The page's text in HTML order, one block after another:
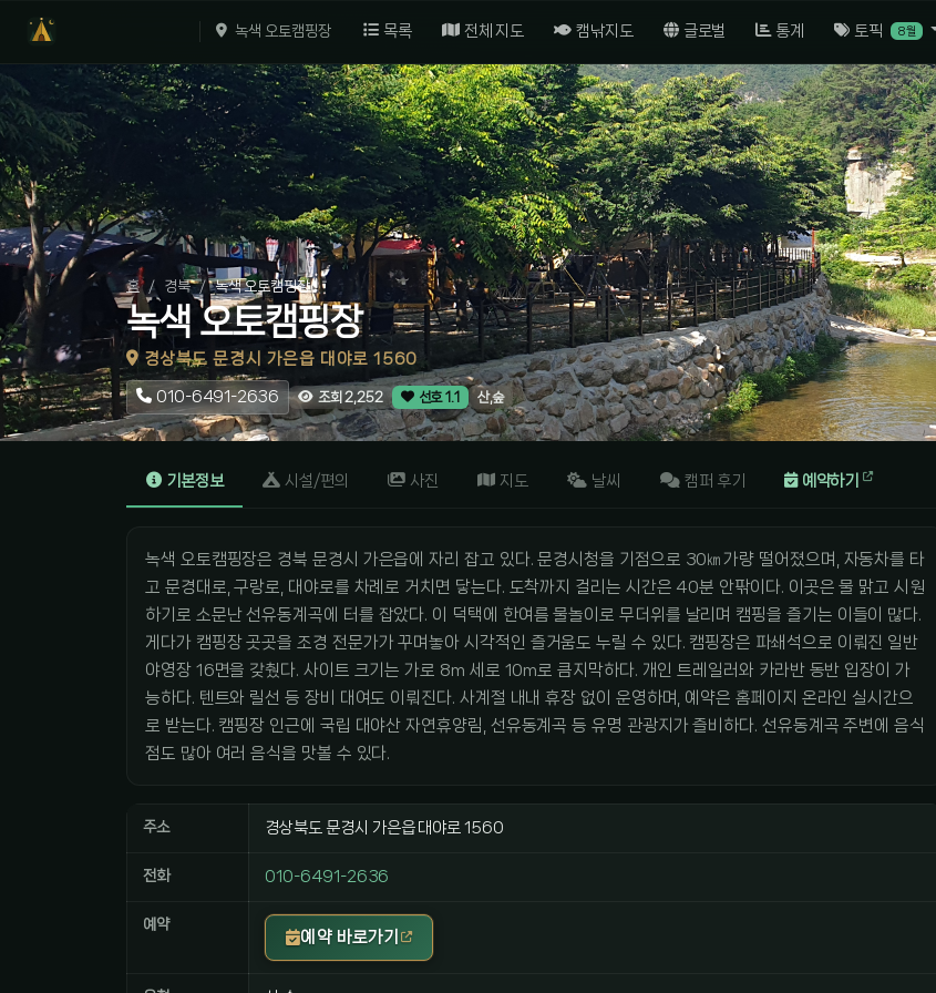
녹색 오토캠핑장 목록 전체 지도 캠낚지도 글로벌 통계 토픽 8월
홈 경북 녹색 오토캠핑장
녹색 오토캠핑장
경상북도 문경시 가은읍 대야로 1560
010-6491-2636 조회 2,252 선호 1.1 산,숲
기본정보 시설/편의 사진 지도 날씨 캠퍼 후기 예약하기
녹색 오토캠핑장은 경북 문경시 가은읍에 자리 잡고 있다. 문경시청을 기점으로 30㎞가량 떨어졌으며, 자동차를 타
고 문경대로, 구랑로, 대야로를 차례로 거치면 닿는다. 도착까지 걸리는 시간은 40분 안팎이다. 이곳은 물 맑고 시원
하기로 소문난 선유동계곡에 터를 잡았다. 이 덕택에 한여름 물놀이로 무더위를 날리며 캠핑을 즐기는 이들이 많다.
게다가 캠핑장 곳곳을 조경 전문가가 꾸며놓아 시각적인 즐거움도 누릴 수 있다. 캠핑장은 파쇄석으로 이뤄진 일반
야영장 16면을 갖췄다. 사이트 크기는 가로 8m 세로 10m로 큼지막하다. 개인 트레일러와 카라반 동반 입장이 가
능하다. 텐트와 릴선 등 장비 대여도 이뤄진다. 사계절 내내 휴장 없이 운영하며, 예약은 홈페이지 온라인 실시간으
로 받는다. 캠핑장 인근에 국립 대야산 자연휴양림, 선유동계곡 등 유명 관광지가 즐비하다. 선유동계곡 주변에 음식
점도 많아 여러 음식을 맛볼 수 있다.
주소 경상북도 문경시 가은읍 대야로 1560
전화 010-6491-2636
예약
예약 바로가기